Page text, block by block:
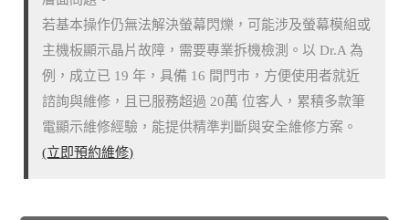
若基本操作仍無法解決螢幕閃爍，可能涉及螢幕模組或
主機板顯示晶片故障，需要專業拆機檢測。以 Dr.A 為
例，成立已 19 年，具備 16 間門市，方便使用者就近
諮詢與維修，且已服務超過 20萬 位客人，累積多款筆
電顯示維修經驗，能提供精準判斷與安全維修方案。
(立即預約維修)